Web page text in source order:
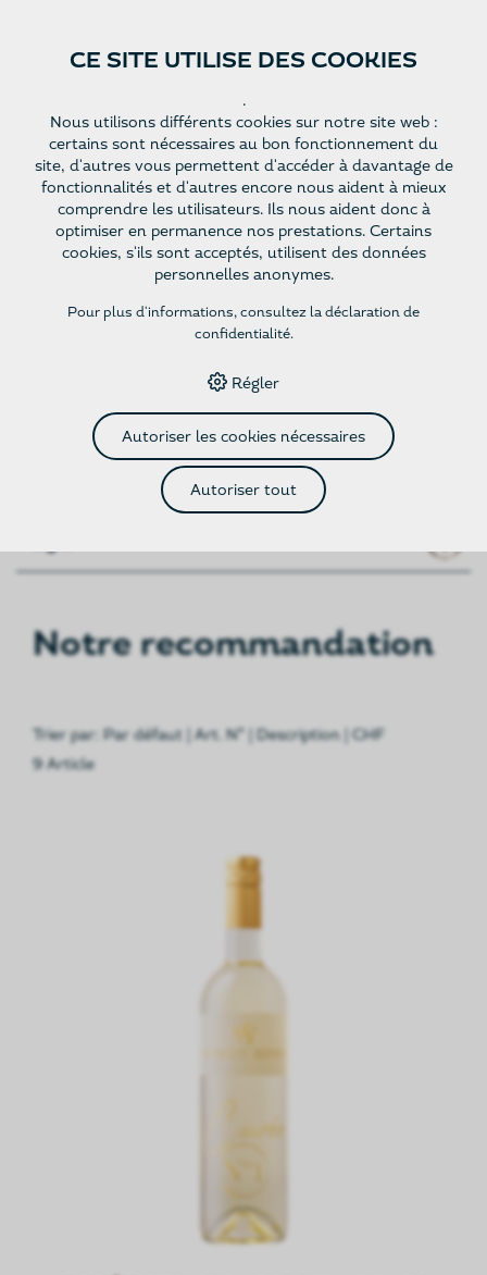
s
HOME › E-SHOP › NOTRE RECOMMANDATION
Notre recommandation
Trier par: Par défaut |Art. N° Description |CHF
9 Article
CE SITE UTILISE DES COOKIES
.
Nous utilisons différents cookies sur notre site web :
certains sont nécessaires au bon fonctionnement du
site, d'autres vous permettent d'accéder à davantage de
fonctionnalités et d'autres encore nous aident à mieux
comprendre les utilisateurs. Ils nous aident donc à
optimiser en permanence nos prestations. Certains
cookies, s'ils sont acceptés, utilisent des données
personnelles anonymes.
Pour plus d'informations, consultez la déclaration de
confidentialité.
Régler
Autoriser les cookies nécessaires
Autoriser tout